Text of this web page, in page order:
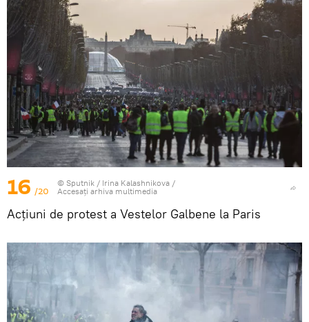
16 /20
© Sputnik / Irina Kalashnikova /
Accesați arhiva multimedia
Acțiuni de protest a Vestelor Galbene la Paris